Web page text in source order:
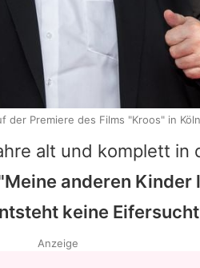
alt und komplett in
anderen Kinder
keine
der Premiere des Films "Kroos" in Köln
Anzeige